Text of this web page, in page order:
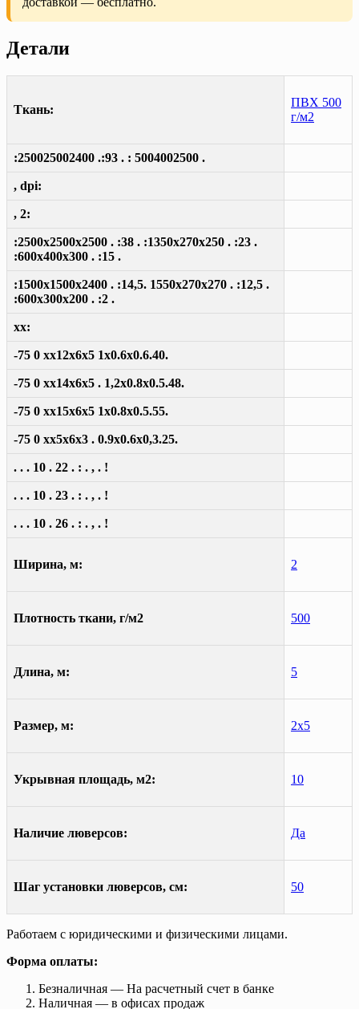
Детали
Ткань:
ПВХ 500
г/м2
:250025002400 .:93 . : 5004002500 .
, dpi:
, 2:
:2500x2500x2500 . :38 . :1350x270x250 . :23 .
:600x400x300 . :15 .
:1500x1500x2400 . :14,5. 1550x270x270 . :12,5 .
:600x300x200 . :2 .
xx:
-75 0 xx12x6x5 1x0.6x0.6.40.
-75 0 xx14x6x5 . 1,2x0.8x0.5.48.
-75 0 xx15x6x5 1x0.8x0.5.55.
-75 0 xx5x6x3 . 0.9x0.6x0,3.25.
. . . 10 . 22 . : . , . !
. . . 10 . 23 . : . , . !
. . . 10 . 26 . : . , . !
Ширина, м: 2
Плотность ткани, г/м2 500
Длина, м: 5
Размер, м: 2х5
Укрывная площадь, м2: 10
Наличие люверсов: Да
Шаг установки люверсов, см: 50
Работаем с юридическими и физическими лицами.
Форма оплаты:
Безналичная — На расчетный счет в банке
Наличная — в офисах продаж